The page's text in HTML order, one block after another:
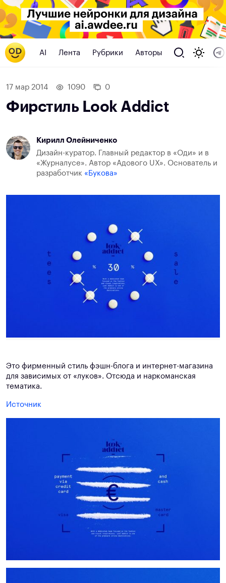
AI Лента Рубрики Авторы
17 мар 2014 1090 0
Фирстиль Look Addict
Кирилл Олейниченко
Дизайн-куратор. Главный редактор в «Оди» и в
«Журналусе». Автор «Адового UX». Основатель и
разработчик «Букова»
Это фирменный стиль фэшн-блога и интернет-магазина
для зависимых от «луков». Отсюда и наркоманская
тематика.
Источник